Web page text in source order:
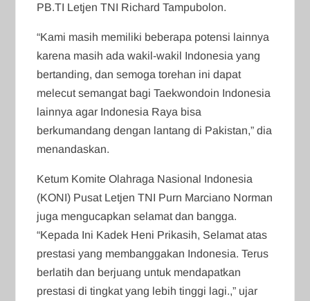
PB.TI Letjen TNI Richard Tampubolon.
“Kami masih memiliki beberapa potensi lainnya
karena masih ada wakil-wakil Indonesia yang
bertanding, dan semoga torehan ini dapat
melecut semangat bagi Taekwondoin Indonesia
lainnya agar Indonesia Raya bisa
berkumandang dengan lantang di Pakistan,” dia
menandaskan.
Ketum Komite Olahraga Nasional Indonesia
(KONI) Pusat Letjen TNI Purn Marciano Norman
juga mengucapkan selamat dan bangga.
“Kepada Ini Kadek Heni Prikasih, Selamat atas
prestasi yang membanggakan Indonesia. Terus
berlatih dan berjuang untuk mendapatkan
prestasi di tingkat yang lebih tinggi lagi.,” ujar